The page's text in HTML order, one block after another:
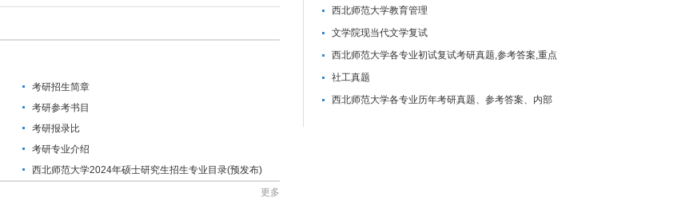
考研招生简章
考研参考书目
考研报录比
考研专业介绍
西北师范大学2024年硕士研究生招生专业目录(预发布)
更多
妹们咨询。
西北师范大学教育管理
文学院现当代文学复试
西北师范大学各专业初试复试考研真题,参考答案,重点
范围
社工真题
西北师范大学各专业历年考研真题、参考答案、内部